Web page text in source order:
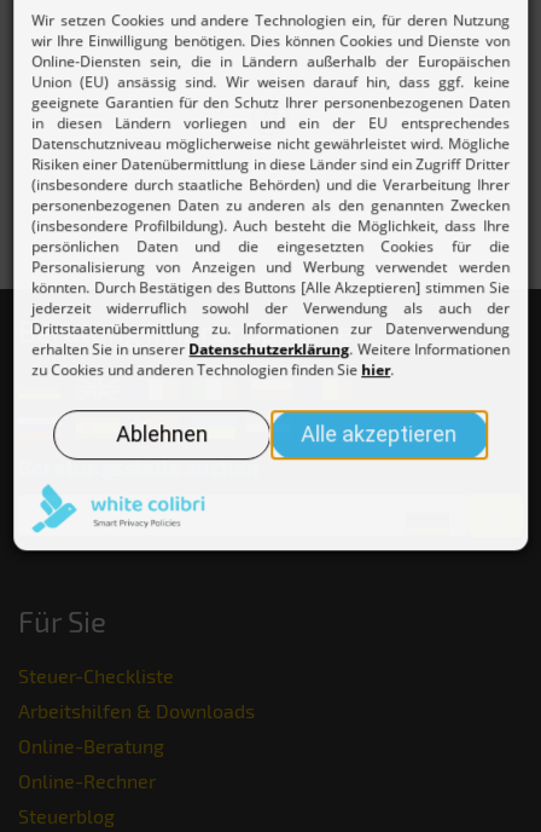
Beratung in Ihrer Sprache
Beratungsstelle suchen
Für Sie
Steuer-Checkliste
Arbeitshilfen & Downloads
Online-Beratung
Online-Rechner
Steuerblog